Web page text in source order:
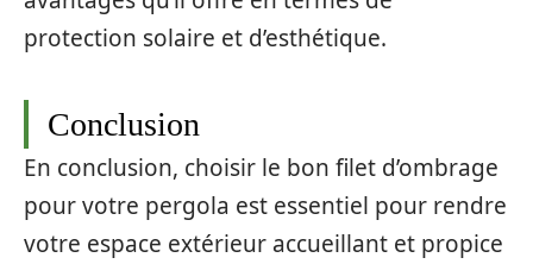
protection solaire et d’esthétique.
Conclusion
En conclusion, choisir le bon filet d’ombrage
pour votre pergola est essentiel pour rendre
votre espace extérieur accueillant et propice